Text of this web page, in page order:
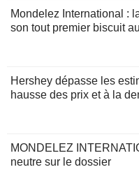
Mondelez International :
son tout premier biscuit
Hershey dépasse les
hausse des prix et à la
MONDELEZ
neutre sur le dossier